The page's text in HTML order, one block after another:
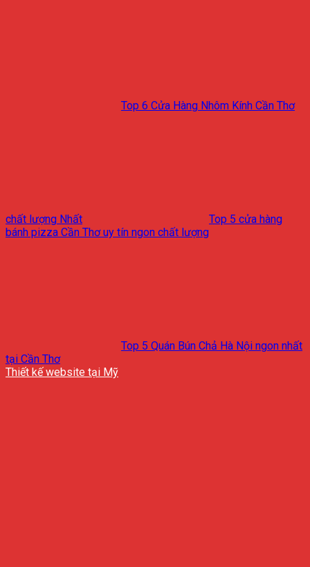
Top 6 Cửa Hàng Nhôm Kính Cần Thơ
chất lượng Nhất
Top 5 cửa hàng
bánh pizza Cần Thơ uy tín ngon chất lượng
Top 5 Quán Bún Chả Hà Nội ngon nhất
tại Cần Thơ
Thiết kế website tại Mỹ